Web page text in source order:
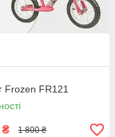
Frozen FR121
₴ 1 800 ₴